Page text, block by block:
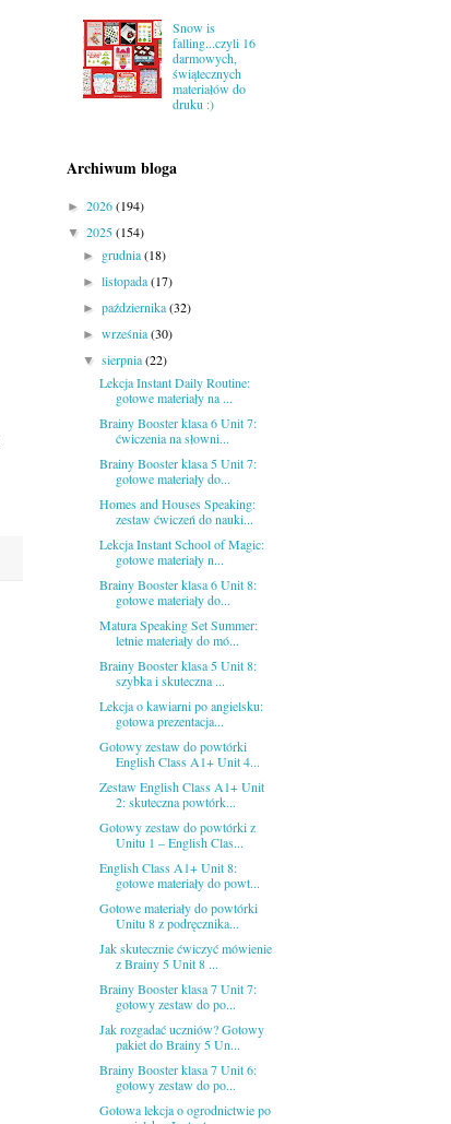
Snow is
falling...czyli 16
darmowych,
świątecznych
materiałów do
druku :)
Archiwum bloga
► 2026(194)
▼ 2025(154)
► grudnia(18)
►listopada(17)
►października(32)
►września(30)
▼sierpnia(22)
Lekcja Instant Daily Routine:
gotowe materiały na ...
Brainy Booster klasa 6 Unit 7:
ćwiczenia na słowni...
Brainy Booster klasa 5 Unit 7:
gotowe materiały do...
Homes and Houses Speaking:
zestaw ćwiczeń do nauki...
Lekcja Instant School of Magic:
gotowe materiały n...
Brainy Booster klasa 6 Unit 8:
gotowe materiały do...
Matura Speaking Set Summer:
letnie materiały do mó...
Brainy Booster klasa 5 Unit 8:
szybka i skuteczna ...
Lekcja o kawiarni po angielsku:
gotowa prezentacja...
Gotowy zestaw do powtórki
English Class A1+ Unit 4...
Zestaw English Class A1+ Unit
2: skuteczna powtórk...
Gotowy zestaw do powtórki z
Unitu 1 – English Clas...
English Class A1+ Unit 8:
gotowe materiały do powt...
Gotowe materiały do powtórki
Unitu 8 z podręcznika...
Jak skutecznie ćwiczyć mówienie
z Brainy 5 Unit 8 ...
Brainy Booster klasa 7 Unit 7:
gotowy zestaw do po...
Jak rozgadać uczniów? Gotowy
pakiet do Brainy 5 Un...
Brainy Booster klasa 7 Unit 6:
gotowy zestaw do po...
Gotowa lekcja o ogrodnictwie po